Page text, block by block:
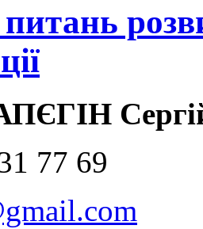
питань
77 69